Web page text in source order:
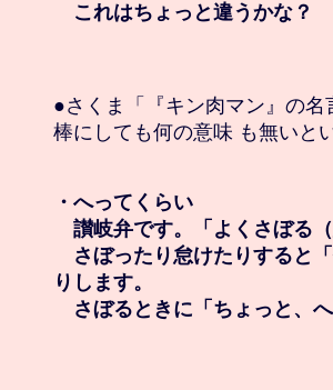
これはちょっと違うかな？
●さくま「『キン肉マン』の
棒にしても何の意味 も無いと
・へってくらい
讃岐弁です。「よくさぼる
さぼったり怠けたりすると
りします。
さぼるときに「ちょっと、